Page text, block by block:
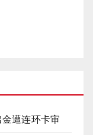
金遭连环卡审